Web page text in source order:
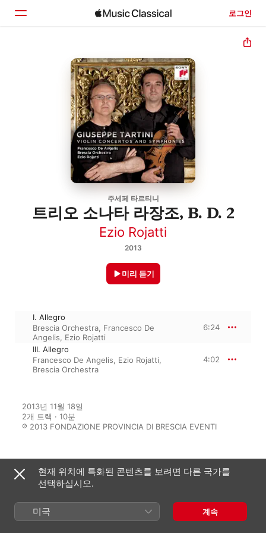
로그인
둘러보기
주세페 타르티니
트리오 소나타 라장조, B. D. 2
Ezio Rojatti
2013
미리 듣기
I. Allegro
Brescia Orchestra, Francesco De
Angelis, Ezio Rojatti
6:24
III. Allegro
Francesco De Angelis, Ezio Rojatti,
Brescia Orchestra
4:02
2013년 11월 18일
2개 트랙 · 10분
℗ 2013 FONDAZIONE PROVINCIA DI BRESCIA EVENTI
수록 앨범
Tartini: Violin Concertos and
Symphonies
현재 위치에 특화된 콘텐츠를 보려면 다른 국가를
선택하십시오.
미국 계속